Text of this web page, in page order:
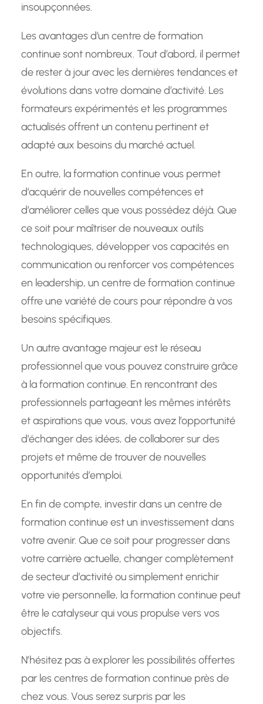
insoupçonnées.
Les avantages d’un centre de formation
continue sont nombreux. Tout d’abord, il permet
de rester à jour avec les dernières tendances et
évolutions dans votre domaine d’activité. Les
formateurs expérimentés et les programmes
actualisés offrent un contenu pertinent et
adapté aux besoins du marché actuel.
En outre, la formation continue vous permet
d’acquérir de nouvelles compétences et
d’améliorer celles que vous possédez déjà. Que
ce soit pour maîtriser de nouveaux outils
technologiques, développer vos capacités en
communication ou renforcer vos compétences
en leadership, un centre de formation continue
offre une variété de cours pour répondre à vos
besoins spécifiques.
Un autre avantage majeur est le réseau
professionnel que vous pouvez construire grâce
à la formation continue. En rencontrant des
professionnels partageant les mêmes intérêts
et aspirations que vous, vous avez l’opportunité
d’échanger des idées, de collaborer sur des
projets et même de trouver de nouvelles
opportunités d’emploi.
En fin de compte, investir dans un centre de
formation continue est un investissement dans
votre avenir. Que ce soit pour progresser dans
votre carrière actuelle, changer complètement
de secteur d’activité ou simplement enrichir
votre vie personnelle, la formation continue peut
être le catalyseur qui vous propulse vers vos
objectifs.
N’hésitez pas à explorer les possibilités offertes
par les centres de formation continue près de
chez vous. Vous serez surpris par les